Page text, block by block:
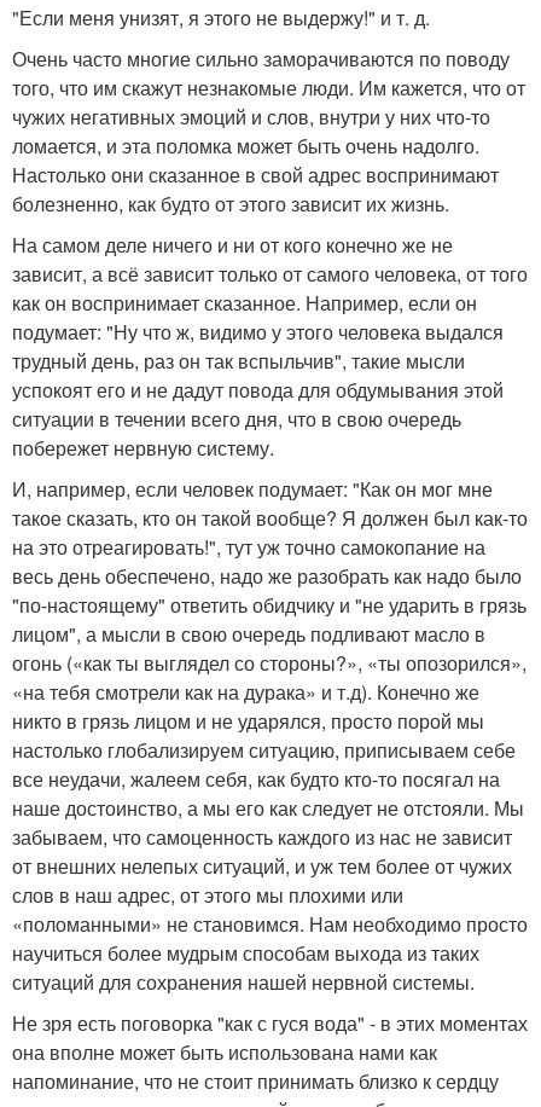
"Если меня унизят, я этого не выдержу!" и т. д.
Очень часто многие сильно заморачиваются по поводу
того, что им скажут незнакомые люди. Им кажется, что от
чужих негативных эмоций и слов, внутри у них что-то
ломается, и эта поломка может быть очень надолго.
Настолько они сказанное в свой адрес воспринимают
болезненно, как будто от этого зависит их жизнь.
На самом деле ничего и ни от кого конечно же не
зависит, а всё зависит только от самого человека, от того
как он воспринимает сказанное. Например, если он
подумает: "Ну что ж, видимо у этого человека выдался
трудный день, раз он так вспыльчив", такие мысли
успокоят его и не дадут повода для обдумывания этой
ситуации в течении всего дня, что в свою очередь
побережет нервную систему.
И, например, если человек подумает: "Как он мог мне
такое сказать, кто он такой вообще? Я должен был как-то
на это отреагировать!", тут уж точно самокопание на
весь день обеспечено, надо же разобрать как надо было
"по-настоящему" ответить обидчику и "не ударить в грязь
лицом", а мысли в свою очередь подливают масло в
огонь («как ты выглядел со стороны?», «ты опозорился»,
«на тебя смотрели как на дурака» и т.д). Конечно же
никто в грязь лицом и не ударялся, просто порой мы
настолько глобализируем ситуацию, приписываем себе
все неудачи, жалеем себя, как будто кто-то посягал на
наше достоинство, а мы его как следует не отстояли. Мы
забываем, что самоценность каждого из нас не зависит
от внешних нелепых ситуаций, и уж тем более от чужих
слов в наш адрес, от этого мы плохими или
«поломанными» не становимся. Нам необходимо просто
научиться более мудрым способам выхода из таких
ситуаций для сохранения нашей нервной системы.
Не зря есть поговорка "как с гуся вода" - в этих моментах
она вполне может быть использована нами как
напоминание, что не стоит принимать близко к сердцу